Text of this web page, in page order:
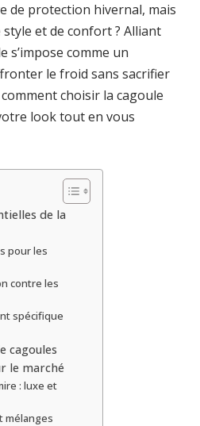
de protection hivernal, mais
et de confort ? Alliant
s’impose comme un
le froid sans sacrifier
choisir la cagoule
look tout en vous
de la
pour les
contre les
spécifique
cagoules
le marché
: luxe et
mélanges